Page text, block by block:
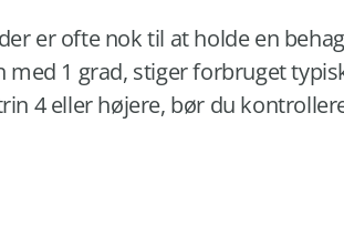
er ofte nok til at holde en
1 grad, stiger forbruget
4 eller højere, bør du